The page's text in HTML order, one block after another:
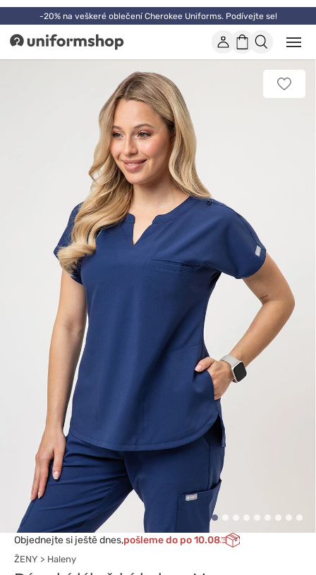
-20% na veškeré oblečení Cherokee Uniforms. Podívejte se!
Uniformshop ÚčetNákupní
košík
nebo
zavřít
Přidat
k
Objednejte si ještě dnes,pošleme do po 10.08
ŽENY Haleny